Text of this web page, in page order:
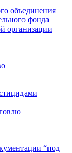
объединения
фонда
организации
“под